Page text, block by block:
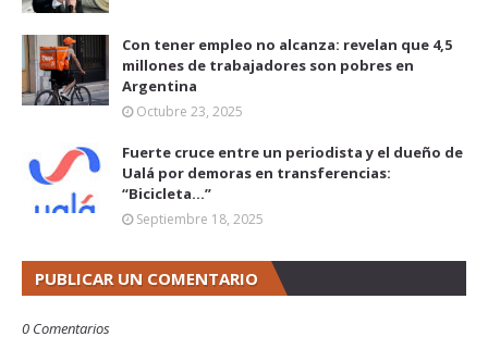
Con tener empleo no alcanza: revelan que 4,5
millones de trabajadores son pobres en
Argentina
Octubre 23, 2025
Fuerte cruce entre un periodista y el dueño de
Ualá por demoras en transferencias:
“Bicicleta...”
Septiembre 18, 2025
PUBLICAR UN COMENTARIO
0 Comentarios